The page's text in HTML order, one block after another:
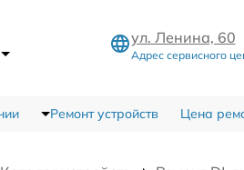
ул. Ленина, 60
Адрес сервисного
Ремонт устройств Цена